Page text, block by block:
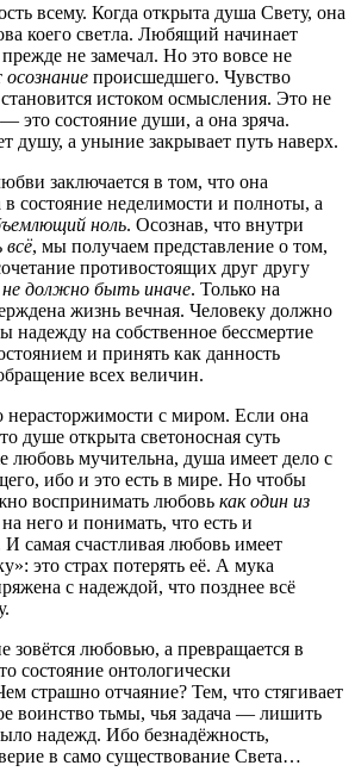
всему. Когда открыта душа Свету, она
коего светла. Любящий начинает
не замечал. Но это вовсе не
осознание происшедшего. Чувство
истоком осмысления. Это не
это состояние души, а она зряча.
душу, а уныние закрывает путь наверх.
заключается в том, что она
в состояние неделимости и полноты, а
ноль. Осознав, что внутри
всё, мы получаем представление о том,
противостоящих друг другу
не должно быть иначе. Только на
жизнь вечная. Человеку должно
надежду на собственное бессмертие
и принять как данность
всех величин.
нерасторжимости с миром. Если она
душе открыта светоносная суть
любовь мучительна, душа имеет дело с
ибо и это есть в мире. Но чтобы
воспринимать любовь как один из
на него и понимать, что есть и
самая счастливая любовь имеет
это страх потерять её. А мука
с надеждой, что позднее всё
зовётся любовью, а превращается в
состояние онтологически
страшно отчаяние? Тем, что стягивает
воинство тьмы, чья задача — лишить
надежд. Ибо безнадёжность,
в само существование Света…